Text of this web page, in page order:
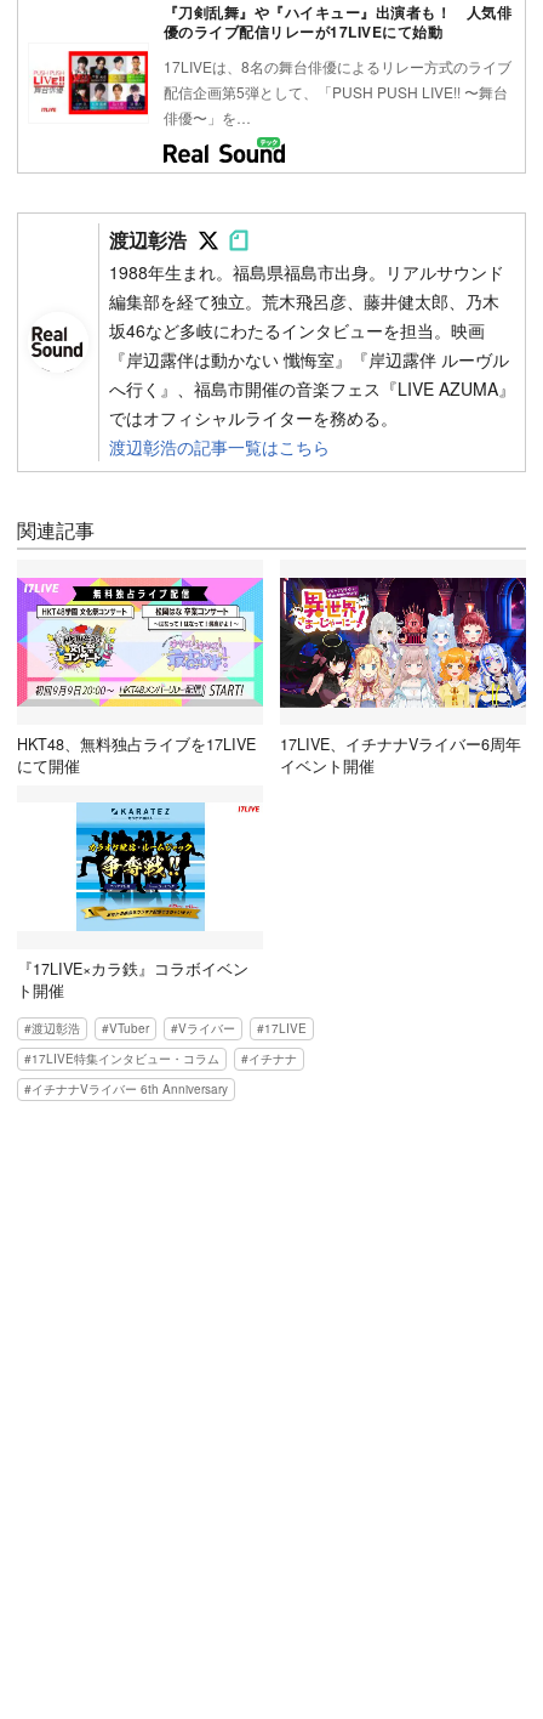
『刀剣乱舞』や『ハイキュー』出演者も！ 人気俳
優のライブ配信リレーが17LIVEにて始動
17LIVEは、8名の舞台俳優によるリレー方式のライブ
配信企画第5弾として、「PUSH PUSH LIVE!! 〜舞台
俳優〜」を…
渡辺彰浩 Follow on SNS
Follow on SNS
1988年生まれ。福島県福島市出身。リアルサウンド
編集部を経て独立。荒木飛呂彦、藤井健太郎、乃木
坂46など多岐にわたるインタビューを担当。映画
『岸辺露伴は動かない 懺悔室』『岸辺露伴 ルーヴル
へ行く』、福島市開催の音楽フェス『LIVE AZUMA』
ではオフィシャルライターを務める。
渡辺彰浩の記事一覧はこちら
関連記事
HKT48、無料独占ライブを17LIVE
にて開催
17LIVE、イチナナVライバー6周年
イベント開催
『17LIVE×カラ鉄』コラボイベン
ト開催
渡辺彰浩 VTuber Vライバー
17LIVE
17LIVE特集インタビュー・コラム
イチナナ
イチナナVライバー 6th Anniversary